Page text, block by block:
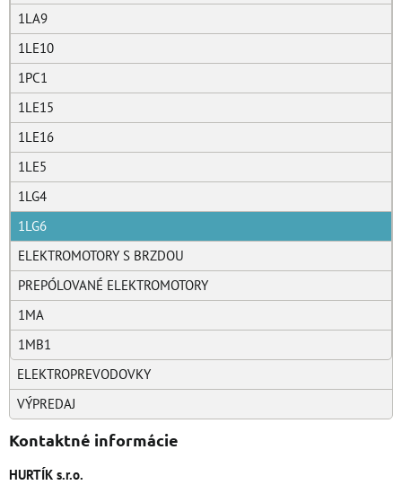
1LA9
1LE10
1PC1
1LE15
1LE16
1LE5
1LG4
1LG6
ELEKTROMOTORY S BRZDOU
PREPÓLOVANÉ ELEKTROMOTORY
1MA
1MB1
ELEKTROPREVODOVKY
VÝPREDAJ
Kontaktné informácie
HURTÍK s.r.o.